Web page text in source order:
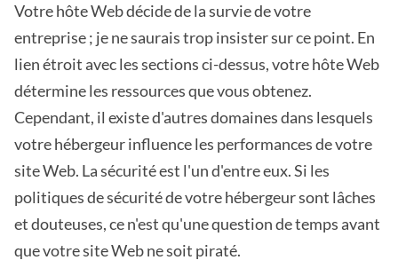
Votre hôte Web décide de la survie de votre
entreprise ; je ne saurais trop insister sur ce point. En
lien étroit avec les sections ci-dessus, votre hôte Web
détermine les ressources que vous obtenez.
Cependant, il existe d'autres domaines dans lesquels
votre hébergeur influence les performances de votre
site Web. La sécurité est l'un d'entre eux. Si les
politiques de sécurité de votre hébergeur sont lâches
et douteuses, ce n'est qu'une question de temps avant
que votre site Web ne soit piraté.